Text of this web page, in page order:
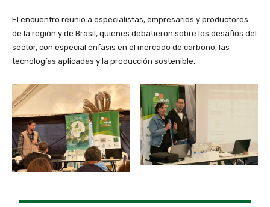
El encuentro reunió a especialistas, empresarios y productores
de la región y de Brasil, quienes debatieron sobre los desafíos del
sector, con especial énfasis en el mercado de carbono, las
tecnologías aplicadas y la producción sostenible.